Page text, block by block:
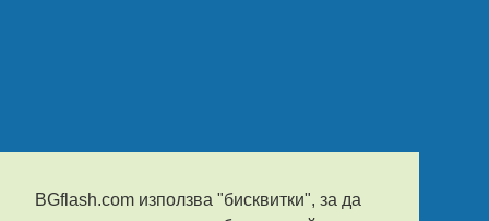
BGflash.com използва "бисквитки", за да